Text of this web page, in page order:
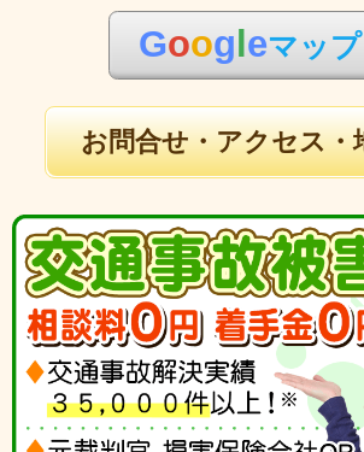
Googleマップ
お問合せ・アクセス・